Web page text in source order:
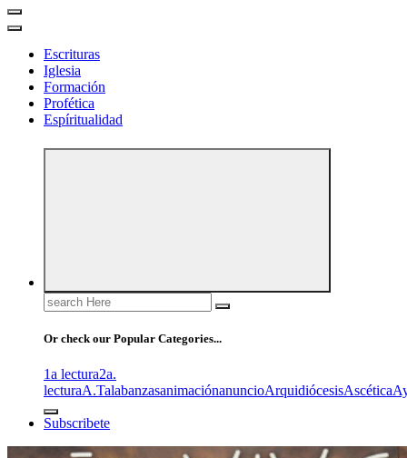
Escrituras
Iglesia
Formación
Profética
Espíritualidad
Search
for:
Or check our Popular Categories...
1a lectura2a.
lecturaA.TalabanzasanimaciónanuncioArquidiócesisAscética
Subscribete